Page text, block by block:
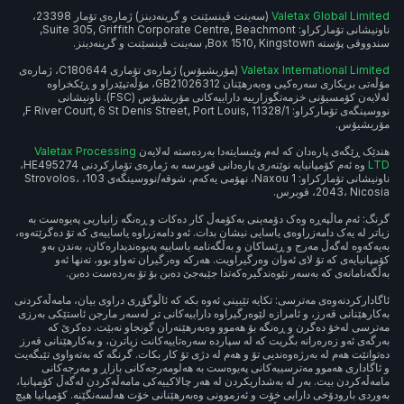
Valetax Global Limited
(سەینت ڤینسێنت و گرینەدینز) ژمارەی تۆمار 23398،
ناونیشانی تۆمارکراو: Suite 305, Griffith Corporate Centre, Beachmont,
سندووقی پۆستە Box 1510, Kingstown, سەینت ڤینسێنت و گرینەدینز.
Valetax International Limited
(مۆریشیۆس) ژمارەی تۆماری C180644، ژمارەی
مۆڵەتی بریکاری سەرەکیی وەبەرهێنان GB21026312، مۆڵەتپێدراو و ڕێکخراوە
لەلایەن کۆمسیۆنی خزمەتگوزارییە داراییەکانی مۆریشیۆس (FSC). ناونیشانی
نووسینگەی تۆمارکراو: 1/F River Court, 6 St Denis Street, Port Louis, 11328,
مۆریشیۆس.
هندێک ڕێگەی پارەدان کە لەم وێبسایتەدا بەردەستە لەلایەن Valetax Processing
LTD
وە ئەم کۆمپانیایە نوێنەری پارەدانی قوبرسە بە ژمارەی تۆمارکردنی HE495274،
ناونیشانی تۆمارکراو: Naxou 1، نهۆمی یەکەم، شوقە/نووسینگەی 103، Strovolos،
2043، Nicosia، قوبرس.
گرنگ: ئەم ماڵپەڕە وەک دۆمەینی بەکۆمەڵ کار دەکات و ڕەنگە زانیاریی پەیوەست بە
زیاتر لە یەک دامەزراوەی یاسایی نیشان بدات. ئەو دامەزراوە یاساییەی کە تۆ دەگرێتەوە،
بەیەکەوە لەگەڵ مەرج و ڕێساکان و بەڵگەنامە یاساییە پەیوەندیدارەکان، بەندن بەو
کۆمپانیایەی کە تۆ لای ئەوان وەرگیراویت. هەرکە وەرگیران تەواو بوو، تەنها ئەو
بەڵگەنامانەی کە بەسەر نێوەندگیرەکەتدا جێبەجێ دەبن بۆ تۆ بەردەست دەبن.
ئاگادارکردنەوەی مەترسی: تکایە تێبینی ئەوە بکە کە ئاڵوگۆڕی دراوی بیان، مامەڵەکردنی
بەکارهێنانی قەرز، و ئامرازە لێوەرگیراوە داراییەکانی تر لەسەر مارجن ئاستێکی بەرزی
مەترسی لەخۆ دەگرن و ڕەنگە بۆ هەموو وەبەرهێنەران گونجاو نەبێت. دەکرێ کە
بەرگەی ئەو زەرەرانە بگریت کە لە سپاردە سەرەتاییەکانت زیاترن، و بەکارهێنانی قەرز
دەتوانێت هەم لە بەرژەوەندیی تۆ و هەم لە دژی تۆ کار بکات. گرنگە کە بەتەواوی تێبگەیت
و ئاگاداری هەموو مەترسییەکانی پەیوەست بە هەلومەرجەکانی بازاڕ و مەرجەکانی
مامەڵەکردن بیت. بەر لە بەشداریکردن لە هەر چالاکییەکی مامەڵەکردن لەگەڵ کۆمپانیا،
بەوردی بارودۆخی دارایی خۆت و ئەزموونی وەبەرهێنانی خۆت هەڵسەنگێنە. کۆمپانیا هیچ